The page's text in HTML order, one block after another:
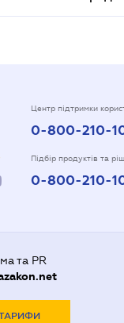
Центр підтримки
0-800-210-
Підбір продуктів та
0-800-210-
та PR